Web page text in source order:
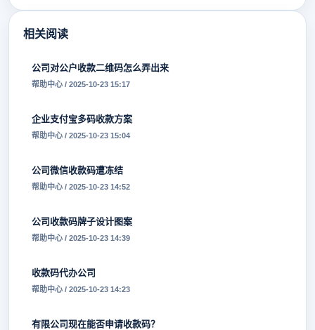
相关阅读
公司对公户收款二维码怎么弄出来
帮助中心 / 2025-10-23 15:17
企业支付宝多码收款方案
帮助中心 / 2025-10-23 15:04
公司微信收款码遭冻结
帮助中心 / 2025-10-23 14:52
公司收款码牌子设计图案
帮助中心 / 2025-10-23 14:39
收款码代办公司
帮助中心 / 2025-10-23 14:23
有限公司现在能否申请收款码？